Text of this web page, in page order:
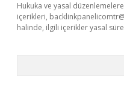
Hukuka ve yasal
içerikleri,
halinde, ilgili içerikler yasal